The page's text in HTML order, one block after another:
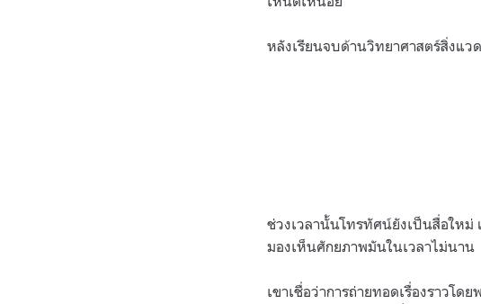
หลังเรียนจบด้านวิทยาศาสตร์สิ่งแว
ช่วงเวลานั้นโทรทัศน์ยังเป็นสื่อใหม่
มองเห็นศักยภาพมันในเวลาไม่นาน
เขาเชื่อว่าการถ่ายทอดเรื่องราวโด